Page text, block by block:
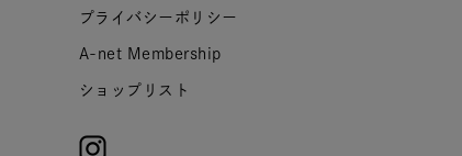
プライバシーポリシー
A-net Membership
ショップリスト